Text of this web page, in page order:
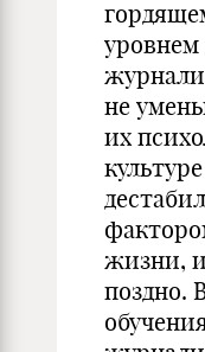
уровнем
не
их
жизни,
поздно.